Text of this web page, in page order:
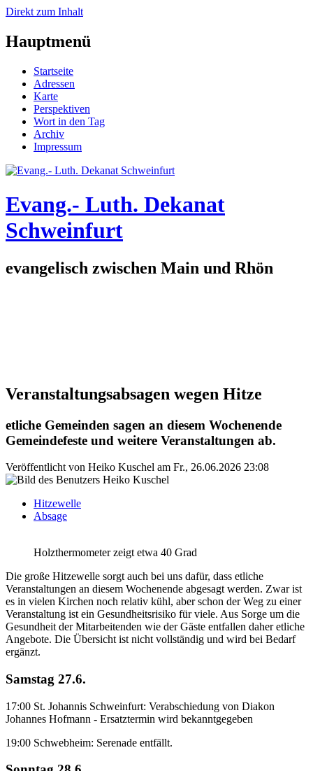
Direkt zum Inhalt
Hauptmenü
Startseite
Adressen
Karte
Perspektiven
Wort in den Tag
Archiv
Impressum
Evang.- Luth. Dekanat
Schweinfurt
evangelisch zwischen Main und Rhön
Veranstaltungsabsagen wegen Hitze
etliche Gemeinden sagen an diesem Wochenende
Gemeindefeste und weitere Veranstaltungen ab.
Veröffentlicht von Heiko Kuschel am Fr., 26.06.2026 23:08
Hitzewelle
Absage
Holzthermometer zeigt etwa 40 Grad
Die große Hitzewelle sorgt auch bei uns dafür, dass etliche
Veranstaltungen an diesem Wochenende abgesagt werden. Zwar ist
es in vielen Kirchen noch relativ kühl, aber schon der Weg zu einer
Veranstaltung ist ein Gesundheitsrisiko für viele. Aus Sorge um die
Gesundheit der Mitarbeitenden wie der Gäste entfallen daher etliche
Angebote. Die Übersicht ist nicht vollständig und wird bei Bedarf
ergänzt.
Samstag 27.6.
17:00 St. Johannis Schweinfurt: Verabschiedung von Diakon
Johannes Hofmann - Ersatztermin wird bekanntgegeben
19:00 Schwebheim: Serenade entfällt.